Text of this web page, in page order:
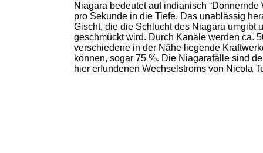
Niagara bedeutet auf indianisch
pro Sekunde in die Tiefe. Das unablässig
Gischt, die die Schlucht des Niagara umgibt
geschmückt wird. Durch Kanäle werden ca.
verschiedene in der Nähe liegende
können, sogar 75 %. Die Niagarafälle sind
hier erfundenen Wechselstroms von Nicola